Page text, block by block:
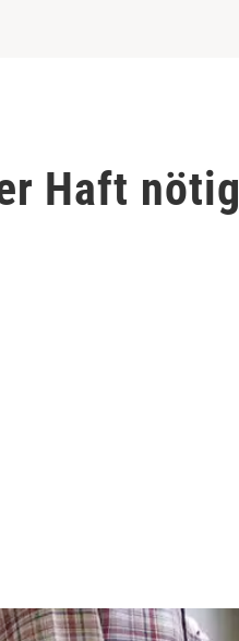
Haft nötig